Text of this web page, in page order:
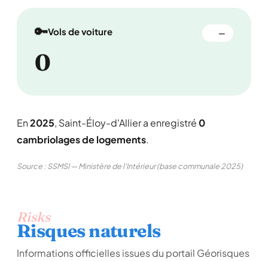
🔑Vols de voiture —
0
En2025, Saint-Éloy-d'Allier a enregistré 0
cambriolages de logements.
Source : SSMSI — Ministère de l'Intérieur (base communale 2025)
Risks
Risques naturels
Informations officielles issues du portail Géorisques